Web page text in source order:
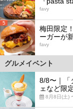
favy
5
梅田限定
ーガーが
favy
グルメイベント
8/8〜｜「
ェなど限
8月8日(土)